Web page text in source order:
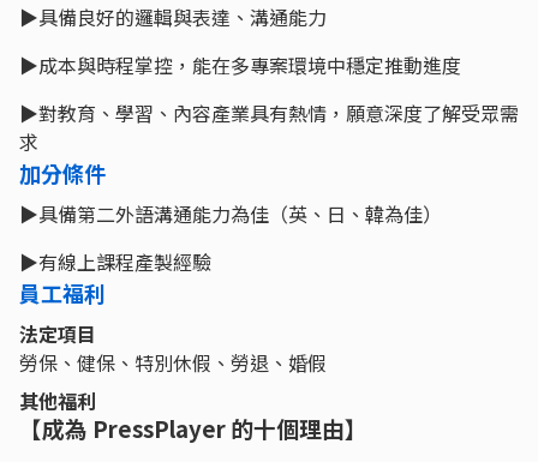
▶︎具備良好的邏輯與表達、溝通能力
▶︎成本與時程掌控，能在多專案環境中穩定推動進度
▶︎對教育、學習、內容產業具有熱情，願意深度了解受眾需
求
加分條件
▶︎具備第二外語溝通能力為佳（英、日、韓為佳）
▶︎有線上課程產製經驗
員工福利
法定項目
勞保、健保、特別休假、勞退、婚假
其他福利
【成為 PressPlayer 的十個理由】